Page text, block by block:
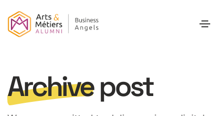
Archivepost